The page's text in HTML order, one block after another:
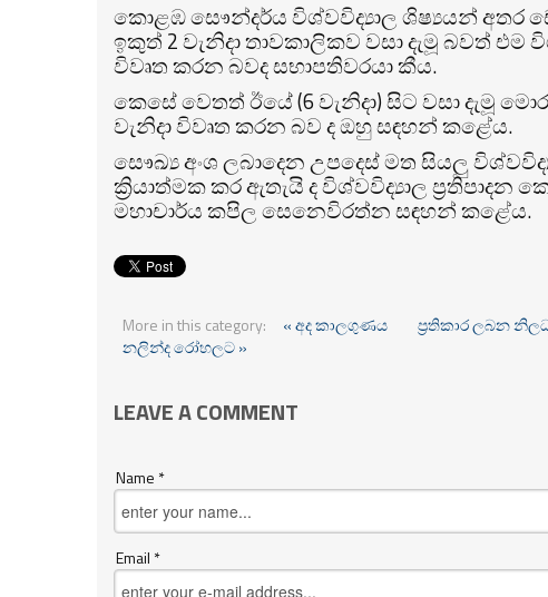
කොළඹ සෞන්දර්ය විශ්වවිද්‍යාල ශිෂ්‍යයන් අතර
ඉකුත් 2 වැනිදා තාවකාලිකව වසා දැමූ බවත් එම
විවෘත කරන බවද සභාපතිවරයා කීය.
කෙසේ වෙතත් ඊයේ (6 වැනිදා) සිට වසා දැමූ
වැනිදා විවෘත කරන බව ද ඔහු සඳහන් කළේය.
සෞඛ්‍ය අංශ ලබාදෙන උපදෙස් මත සියලු
ක්‍රියාත්මක කර ඇතැයි ද විශ්වවිද්‍යාල ප්‍රතිපාදන
මහාචාර්ය කපිල සෙනෙවිරත්න සඳහන් කළේය.
More in this category: « අද කාලගුණය
ප්‍රතිකාර ලබන
නලින්ද රෝහලට »
LEAVE A COMMENT
Name *
Email *